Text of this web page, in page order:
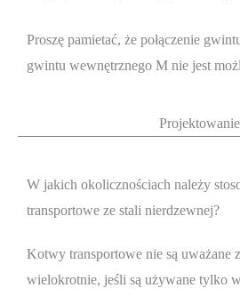
Proszę pamietać, że połączenie
gwintu wewnętrznego M nie jest
Projektowanie
W jakich okolicznościach należy
transportowe ze stali nierdzewnej?
Kotwy transportowe nie są uważane
wielokrotnie, jeśli są używane tylko w